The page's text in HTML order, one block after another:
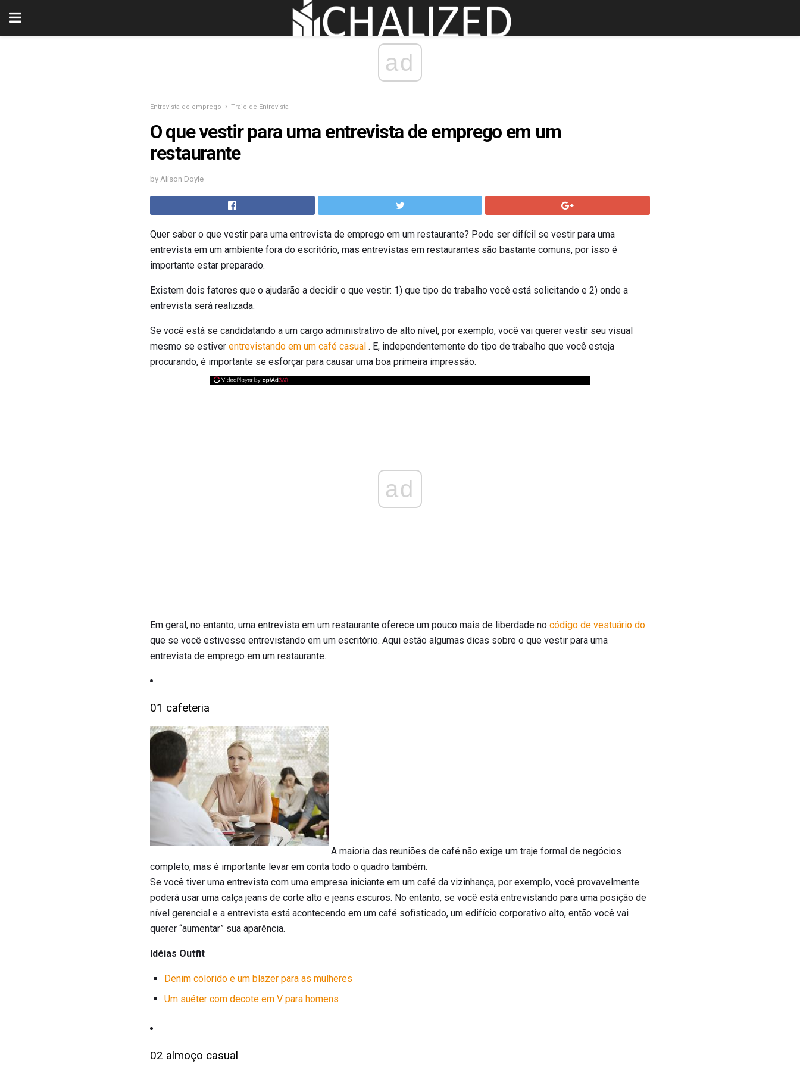
ad
Entrevista de emprego Traje de Entrevista
O que vestir para uma entrevista de emprego em um
restaurante
by Alison Doyle
Quer saber o que vestir para uma entrevista de emprego em um restaurante? Pode ser difícil se vestir para uma
entrevista em um ambiente fora do escritório, mas entrevistas em restaurantes são bastante comuns, por isso é
importante estar preparado.
Existem dois fatores que o ajudarão a decidir o que vestir: 1) que tipo de trabalho você está solicitando e 2) onde a
entrevista será realizada.
Se você está se candidatando a um cargo administrativo de alto nível, por exemplo, você vai querer vestir seu visual
mesmo se estiver entrevistando em um café casual . E, independentemente do tipo de trabalho que você esteja
procurando, é importante se esforçar para causar uma boa primeira impressão.
ad
Em geral, no entanto, uma entrevista em um restaurante oferece um pouco mais de liberdade no código de vestuário do
que se você estivesse entrevistando em um escritório. Aqui estão algumas dicas sobre o que vestir para uma
entrevista de emprego em um restaurante.
01 cafeteria
A maioria das reuniões de café não exige um traje formal de negócios
completo, mas é importante levar em conta todo o quadro também.
Se você tiver uma entrevista com uma empresa iniciante em um café da vizinhança, por exemplo, você provavelmente
poderá usar uma calça jeans de corte alto e jeans escuros. No entanto, se você está entrevistando para uma posição de
nível gerencial e a entrevista está acontecendo em um café sofisticado, um edifício corporativo alto, então você vai
querer “aumentar” sua aparência.
Idéias Outfit
Denim colorido e um blazer para as mulheres
Um suéter com decote em V para homens
02 almoço casual